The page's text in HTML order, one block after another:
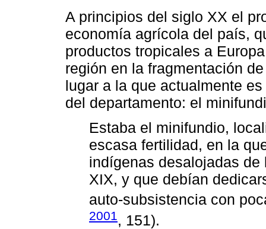
A principios del siglo XX el
economía agrícola del país,
productos tropicales a
región en la fragmentación
lugar a la que actualmente
del departamento: el
Estaba el minifundio,
escasa fertilidad, en la
indígenas desalojadas
XIX, y que debían
auto-subsistencia con
2001 , 151).